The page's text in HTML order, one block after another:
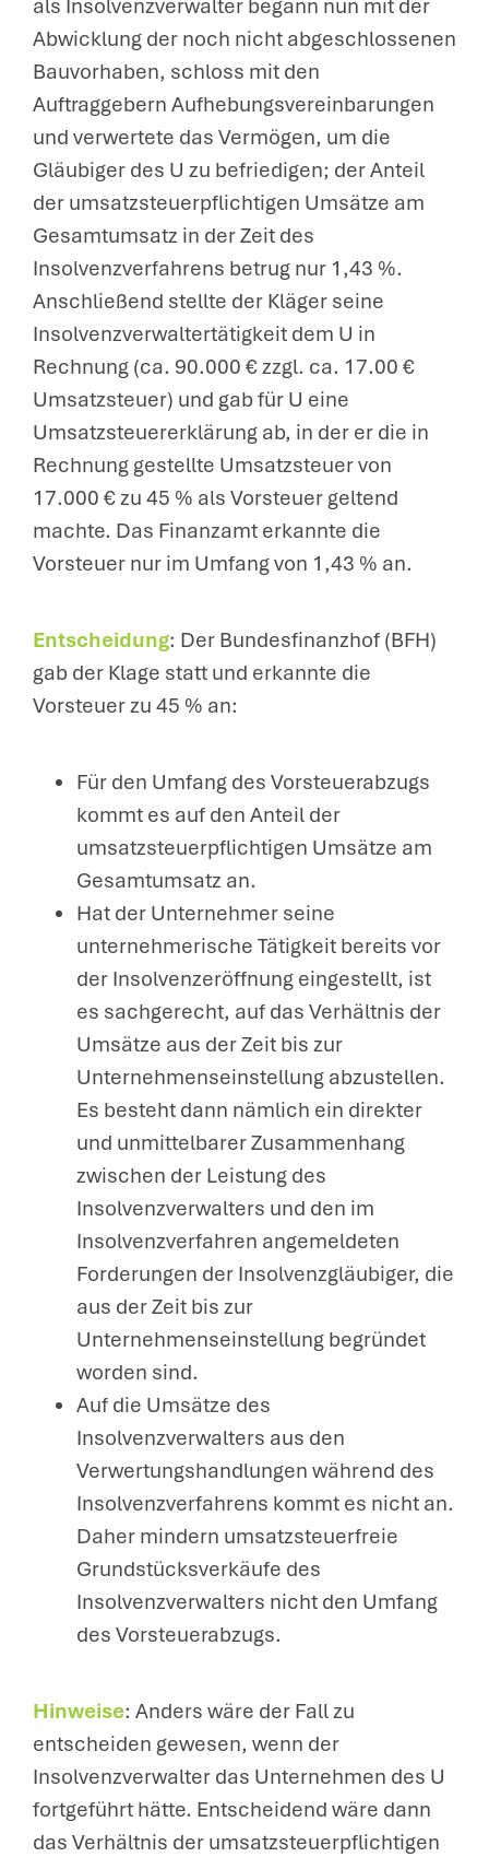
als Insolvenzverwalter begann nun mit der
Abwicklung der noch nicht abgeschlossenen
Bauvorhaben, schloss mit den
Auftraggebern Aufhebungsvereinbarungen
und verwertete das Vermögen, um die
Gläubiger des U zu befriedigen; der Anteil
der umsatzsteuerpflichtigen Umsätze am
Gesamtumsatz in der Zeit des
Insolvenzverfahrens betrug nur 1,43 %.
Anschließend stellte der Kläger seine
Insolvenzverwaltertätigkeit dem U in
Rechnung (ca. 90.000 € zzgl. ca. 17.00 €
Umsatzsteuer) und gab für U eine
Umsatzsteuererklärung ab, in der er die in
Rechnung gestellte Umsatzsteuer von
17.000 € zu 45 % als Vorsteuer geltend
machte. Das Finanzamt erkannte die
Vorsteuer nur im Umfang von 1,43 % an.
Entscheidung: Der Bundesfinanzhof (BFH)
gab der Klage statt und erkannte die
Vorsteuer zu 45 % an:
Für den Umfang des Vorsteuerabzugs
kommt es auf den Anteil der
umsatzsteuerpflichtigen Umsätze am
Gesamtumsatz an.
Hat der Unternehmer seine
unternehmerische Tätigkeit bereits vor
der Insolvenzeröffnung eingestellt, ist
es sachgerecht, auf das Verhältnis der
Umsätze aus der Zeit bis zur
Unternehmenseinstellung abzustellen.
Es besteht dann nämlich ein direkter
und unmittelbarer Zusammenhang
zwischen der Leistung des
Insolvenzverwalters und den im
Insolvenzverfahren angemeldeten
Forderungen der Insolvenzgläubiger, die
aus der Zeit bis zur
Unternehmenseinstellung begründet
worden sind.
Auf die Umsätze des
Insolvenzverwalters aus den
Verwertungshandlungen während des
Insolvenzverfahrens kommt es nicht an.
Daher mindern umsatzsteuerfreie
Grundstücksverkäufe des
Insolvenzverwalters nicht den Umfang
des Vorsteuerabzugs.
Hinweise: Anders wäre der Fall zu
entscheiden gewesen, wenn der
Insolvenzverwalter das Unternehmen des U
fortgeführt hätte. Entscheidend wäre dann
das Verhältnis der umsatzsteuerpflichtigen